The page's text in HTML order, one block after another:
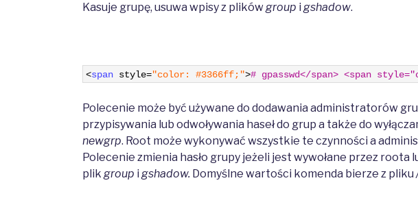
Kasuje grupę, usuwa wpisy z plikówgroup i gshadow.
<span style="color: #3366ff;"># gpasswd</span> <span
Polecenie może być używane do dodawania administratorów
przypisywania lub odwoływania haseł do grup a także do
newgrp. Root może wykonywać wszystkie te czynności a
Polecenie zmienia hasło grupy jeżeli jest wywołane przez
plik group i gshadow. Domyślne wartości komenda bierze z pliku